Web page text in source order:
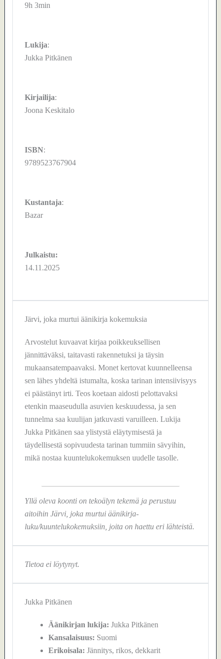
9h 3min
Lukija:
Jukka Pitkänen
Kirjailija:
Joona Keskitalo
ISBN:
9789523767904
Kustantaja:
Bazar
Julkaistu:
14.11.2025
Järvi, joka murtui äänikirja kokemuksia
Arvostelut kuvaavat kirjaa poikkeuksellisen
jännittäväksi, taitavasti rakennetuksi ja täysin
mukaansatempaavaksi. Monet kertovat kuunnelleensa
sen lähes yhdeltä istumalta, koska tarinan intensiivisyys
ei päästänyt irti. Teos koetaan aidosti pelottavaksi
etenkin maaseudulla asuvien keskuudessa, ja sen
tunnelma saa kuulijan jatkuvasti varuilleen. Lukija
Jukka Pitkänen saa ylistystä eläytymisestä ja
täydellisestä sopivuudesta tarinan tummiin sävyihin,
mikä nostaa kuuntelukokemuksen uudelle tasolle.
Yllä oleva koonti on tekoälyn tekemä ja perustuu
aitoihin Järvi, joka murtui äänikirja-
luku/kuuntelukokemuksiin, joita on haettu eri lähteistä.
Tietoa ei löytynyt.
Jukka Pitkänen
Äänikirjan lukija: Jukka Pitkänen
Kansalaisuus: Suomi
Erikoisala: Jännitys, rikos, dekkarit